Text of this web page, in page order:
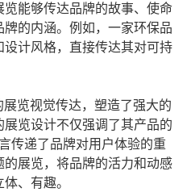
能够传达品牌的故事、使命
的内涵。例如，一家环保品
计风格，直接传达其对可持
览视觉传达，塑造了强大的
览设计不仅强调了其产品的
传递了品牌对用户体验的重
展览，将品牌的活力和动感
、有趣。